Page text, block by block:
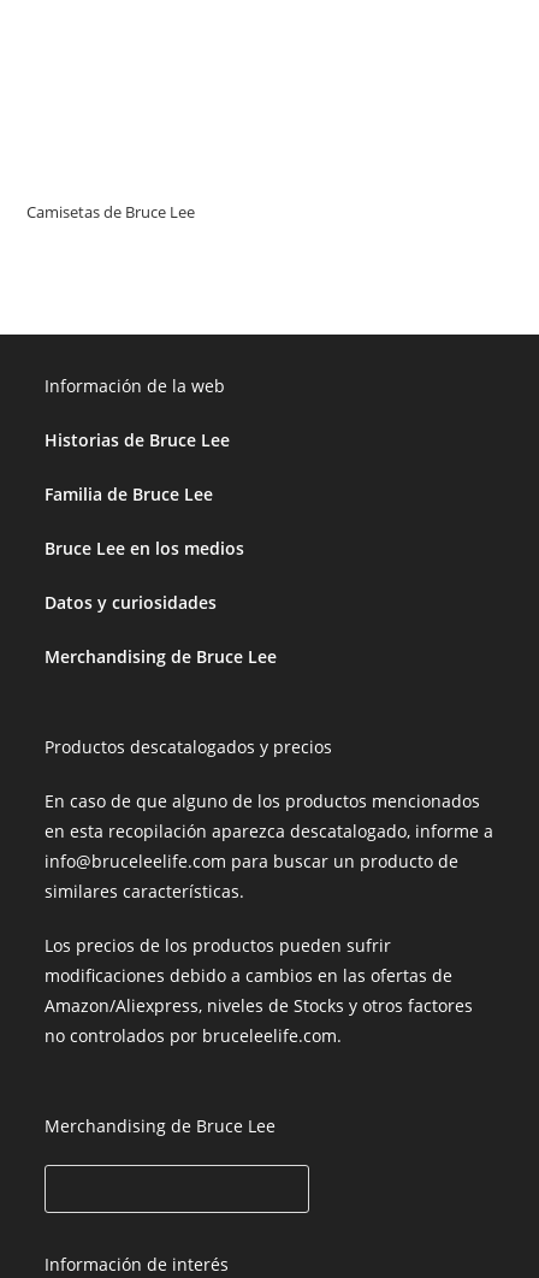
Camisetas de Bruce Lee
Información de la web
Historias de Bruce Lee
Familia de Bruce Lee
Bruce Lee en los medios
Datos y curiosidades
Merchandising de Bruce Lee
Productos descatalogados y precios
En caso de que alguno de los productos mencionados
en esta recopilación aparezca descatalogado, informe a
info@bruceleelife.com para buscar un producto de
similares características.
Los precios de los productos pueden sufrir
modificaciones debido a cambios en las ofertas de
Amazon/Aliexpress, niveles de Stocks y otros factores
no controlados por bruceleelife.com.
Merchandising de Bruce Lee
Información de interés